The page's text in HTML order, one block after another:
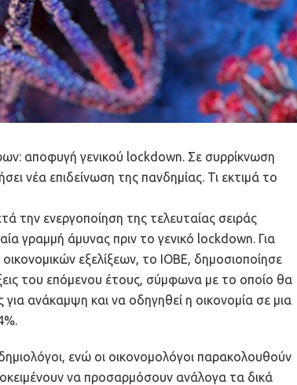
αποφυγή γενικού lockdown. Σε συρρίκνωση
νέα επιδείνωση της πανδημίας. Τι εκτιμά το
την ενεργοποίηση της τελευταίας σειράς
γραμμή άμυνας πριν το γενικό lockdown. Για
εξελίξεων, το ΙΟΒΕ, δημοσιοποίησε
του επόμενου έτους, σύμφωνα με το οποίο θα
ανάκαμψη και να οδηγηθεί η οικονομία σε μια
ενώ οι οικονομολόγοι παρακολουθούν
να προσαρμόσουν ανάλογα τα δικά